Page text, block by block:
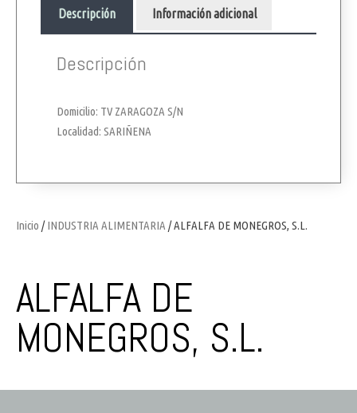
Inicio /INDUSTRIA ALIMENTARIA / ALFALFA DE MONEGROS, S.L.
ALFALFA DE
MONEGROS, S.L.
Descripción Información adicional
Descripción
Domicilio: TV ZARAGOZA S/N
Localidad: SARIÑENA